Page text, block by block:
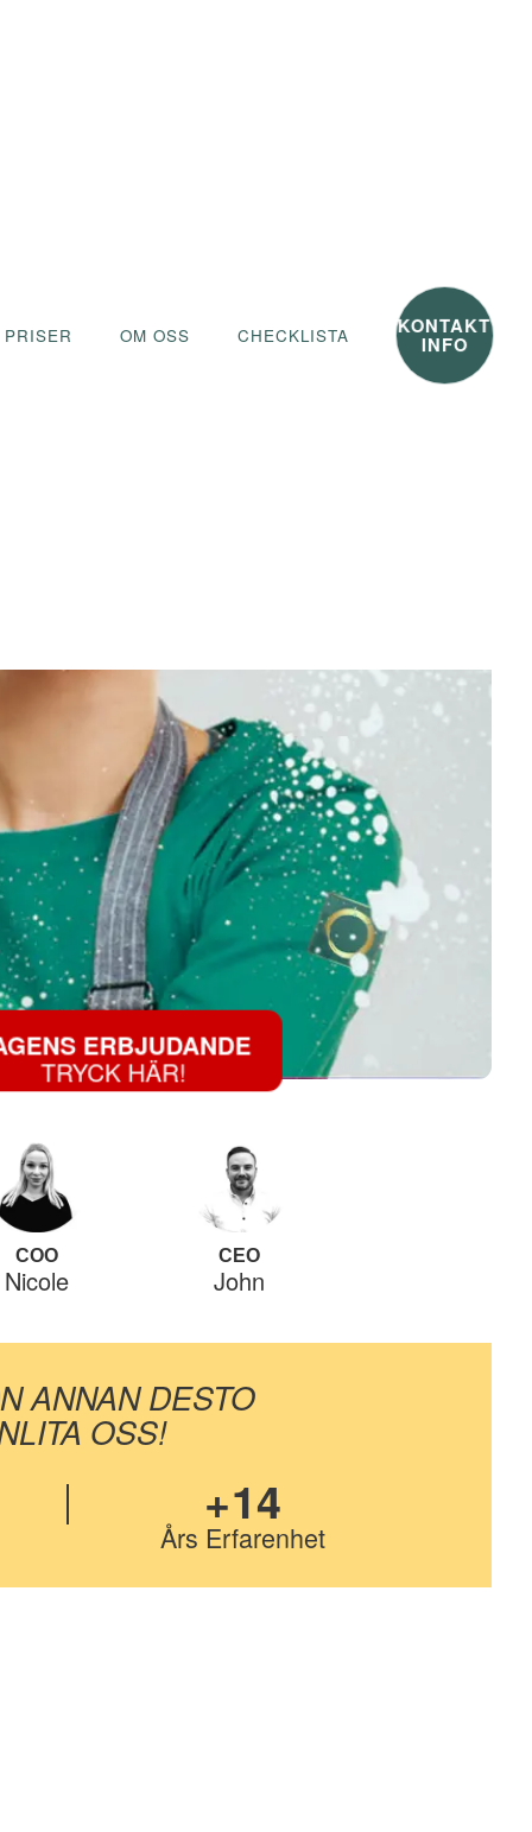
PRISER OM OSS CHECKLISTA KONTAKT
INFO
ERBJUDANDE
TRYCK HÄR!
COO
Nicole
CEO
John
ANNAN DESTO
OSS!
+14
Års Erfarenhet